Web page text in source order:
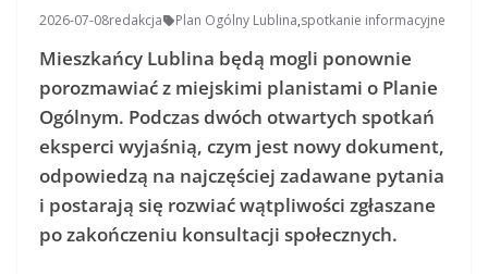
2026-07-08redakcja Plan Ogólny Lublina,spotkanie informacyjne
Mieszkańcy Lublina będą mogli ponownie
porozmawiać z miejskimi planistami o Planie
Ogólnym. Podczas dwóch otwartych spotkań
eksperci wyjaśnią, czym jest nowy dokument,
odpowiedzą na najczęściej zadawane pytania
i postarają się rozwiać wątpliwości zgłaszane
po zakończeniu konsultacji społecznych.